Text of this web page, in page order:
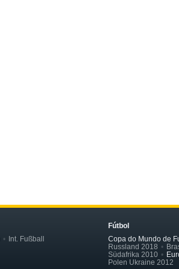
Int. Fußball
Fútbol
Copa do Mundo de
Russland 2018
Südafrika 2010
Polen Ukraine 2012